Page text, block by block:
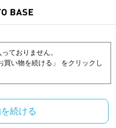
ておりません。
い物を続ける」 をクリックし
続ける